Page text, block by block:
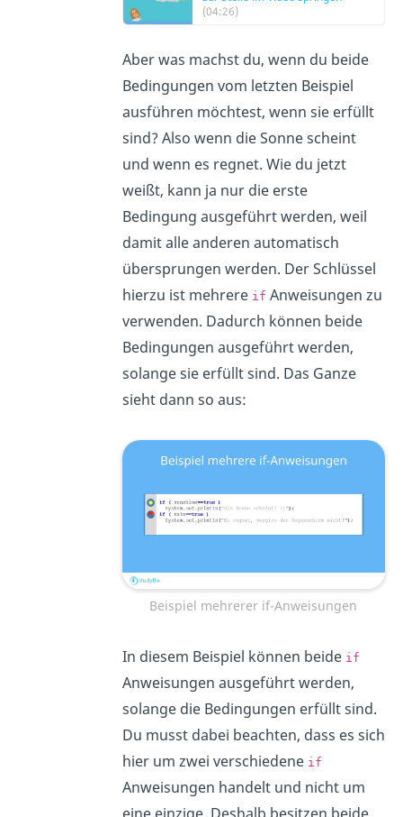
(04:26)
Aber was machst du, wenn du beide
Bedingungen vom letzten Beispiel
ausführen möchtest, wenn sie erfüllt
sind? Also wenn die Sonne scheint
und wenn es regnet. Wie du jetzt
weißt, kann ja nur die erste
Bedingung ausgeführt werden, weil
damit alle anderen automatisch
übersprungen werden. Der Schlüssel
hierzu ist mehrere if Anweisungen zu
verwenden. Dadurch können beide
Bedingungen ausgeführt werden,
solange sie erfüllt sind. Das Ganze
sieht dann so aus:
Beispiel mehrerer if-Anweisungen
In diesem Beispiel können beide if
Anweisungen ausgeführt werden,
solange die Bedingungen erfüllt sind.
Du musst dabei beachten, dass es sich
hier um zwei verschiedene if
Anweisungen handelt und nicht um